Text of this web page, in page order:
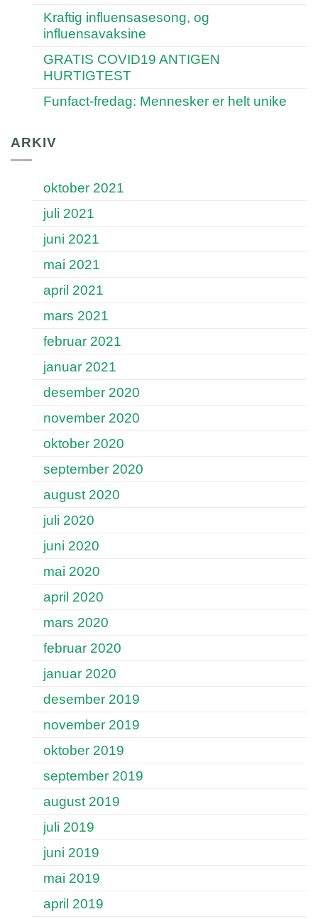
Kraftig influensasesong, og
influensavaksine
GRATIS COVID19 ANTIGEN
HURTIGTEST
Funfact-fredag: Mennesker er helt unike
ARKIV
oktober 2021
juli 2021
juni 2021
mai 2021
april 2021
mars 2021
februar 2021
januar 2021
desember 2020
november 2020
oktober 2020
september 2020
august 2020
juli 2020
juni 2020
mai 2020
april 2020
mars 2020
februar 2020
januar 2020
desember 2019
november 2019
oktober 2019
september 2019
august 2019
juli 2019
juni 2019
mai 2019
april 2019